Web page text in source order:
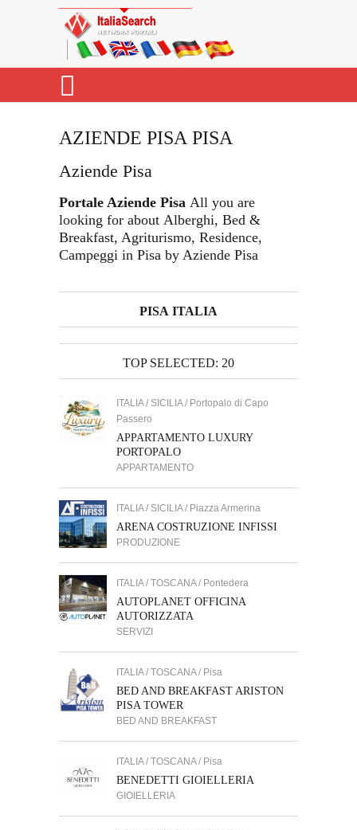
AZIENDE PISA PISA
Aziende Pisa
Portale Aziende Pisa All you are
looking for about Alberghi, Bed &
Breakfast, Agriturismo, Residence,
Campeggi in Pisa by Aziende Pisa
PISA ITALIA
TOP SELECTED: 20
ITALIA / SICILIA / Portopalo di Capo
Passero
APPARTAMENTO LUXURY
PORTOPALO
APPARTAMENTO
ITALIA / SICILIA / Piazza Armerina
ARENA COSTRUZIONE INFISSI
PRODUZIONE
ITALIA / TOSCANA / Pontedera
AUTOPLANET OFFICINA
AUTORIZZATA
SERVIZI
ITALIA / TOSCANA / Pisa
BED AND BREAKFAST ARISTON
PISA TOWER
BED AND BREAKFAST
ITALIA / TOSCANA / Pisa
BENEDETTI GIOIELLERIA
GIOIELLERIA